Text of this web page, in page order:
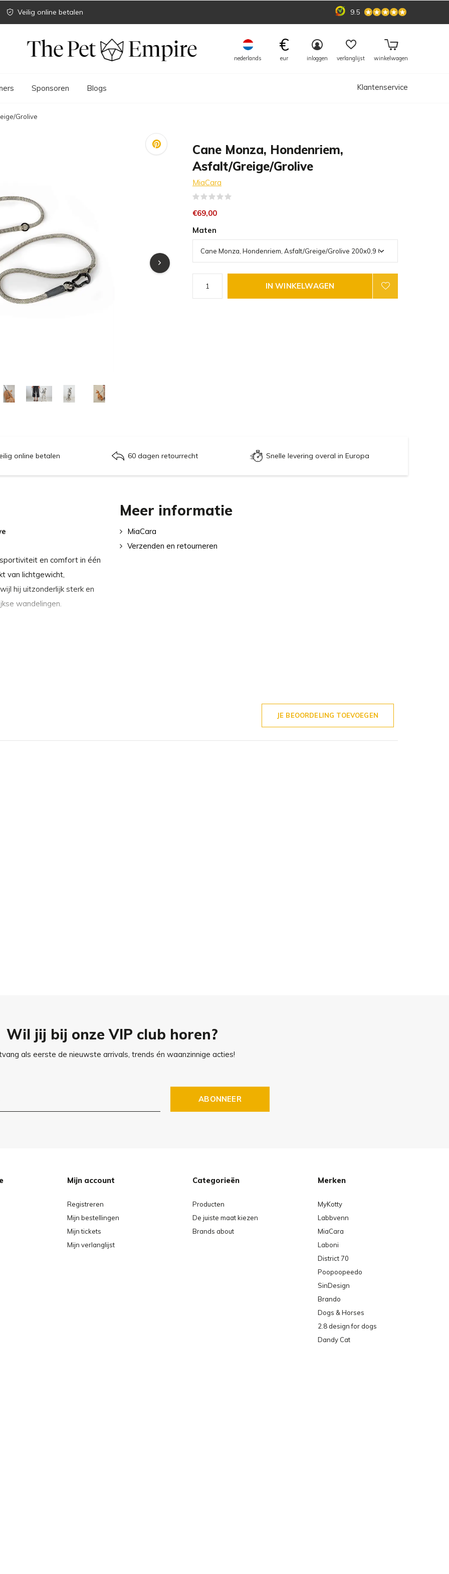
Sponsoren Blogs
nederlands
€
eur inloggen verlanglijst winkelwagen
Klantenservice
Veilig online betalen 9.5
Grolive
Cane Monza, Hondenriem,
Asfalt/Greige/Grolive
MiaCara
€69,00
Maten
IN WINKELWAGEN
online betalen 60 dagen retourrecht Snelle levering overal in Europa
en comfort in één
van lichtgewicht,
hij uitzonderlijk sterk en
wandelingen.
verstelbare lengte,
riem met de bijpassende
ook terug te vinden in
Meer informatie
MiaCara
Verzenden en retourneren
JE BEOORDELING TOEVOEGEN
Wil jij bij onze VIP club horen?
als eerste de nieuwste arrivals, trends én waanzinnige acties!
ABONNEER
Mijn account
Registreren
Mijn bestellingen
Mijn tickets
Mijn verlanglijst
Categorieën
Producten
De juiste maat kiezen
Brands about
Merken
MyKotty
Labbvenn
MiaCara
Laboni
District 70
Poopoopeedo
SinDesign
Brando
Dogs & Horses
2.8 design for dogs
Dandy Cat